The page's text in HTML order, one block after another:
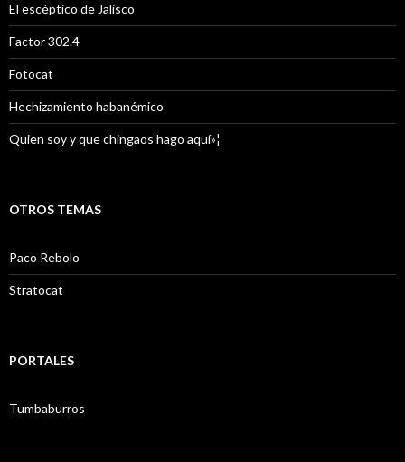
El escéptico de Jalisco
Factor 302.4
Fotocat
Hechizamiento habanémico
Quien soy y que chingaos hago aquí»¦
OTROS TEMAS
Paco Rebolo
Stratocat
PORTALES
Tumbaburros